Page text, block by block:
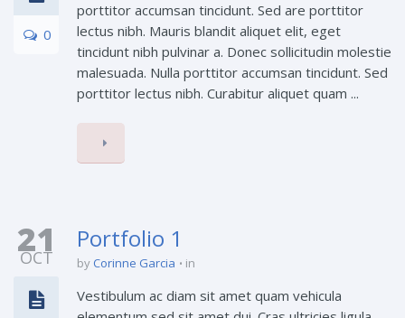
0
porttitor accumsan tincidunt. Sed are porttitor
lectus nibh. Mauris blandit aliquet elit, eget
tincidunt nibh pulvinar a. Donec sollicitudin molestie
malesuada. Nulla porttitor accumsan tincidunt. Sed
porttitor lectus nibh. Curabitur aliquet quam ...
21
OCT
Portfolio 1
by Corinne Garcia in
Vestibulum ac diam sit amet quam vehicula